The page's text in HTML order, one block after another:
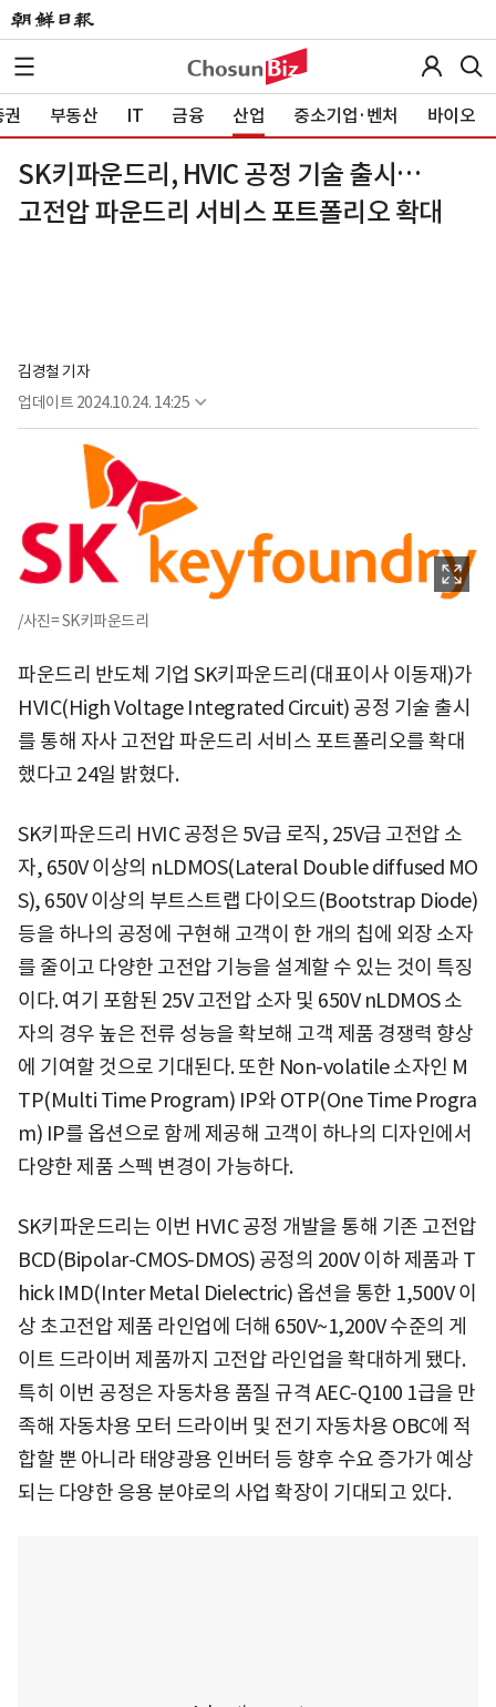
부동산 IT 금융 산업 중소기업·벤처 바이오
SK키파운드리, HVIC 공정 기술 출시…
고전압 파운드리 서비스 포트폴리오 확대
김경철 기자
업데이트 2024.10.24. 14:25
/사진= SK키파운드리
파운드리 반도체 기업 SK키파운드리(대표이사 이동재)가
HVIC(High Voltage Integrated Circuit) 공정 기술 출시
를 통해 자사 고전압 파운드리 서비스 포트폴리오를 확대
했다고 24일 밝혔다.
SK키파운드리 HVIC 공정은 5V급 로직, 25V급 고전압 소
자, 650V 이상의 nLDMOS(Lateral Double diffused MO
S), 650V 이상의 부트스트랩 다이오드(Bootstrap Diode)
등을 하나의 공정에 구현해 고객이 한 개의 칩에 외장 소자
를 줄이고 다양한 고전압 기능을 설계할 수 있는 것이 특징
이다. 여기 포함된 25V 고전압 소자 및 650V nLDMOS 소
자의 경우 높은 전류 성능을 확보해 고객 제품 경쟁력 향상
에 기여할 것으로 기대된다. 또한 Non-volatile 소자인 M
TP(Multi Time Program) IP와 OTP(One Time Progra
m) IP를 옵션으로 함께 제공해 고객이 하나의 디자인에서
다양한 제품 스펙 변경이 가능하다.
SK키파운드리는 이번 HVIC 공정 개발을 통해 기존 고전압
BCD(Bipolar-CMOS-DMOS) 공정의 200V 이하 제품과 T
hick IMD(Inter Metal Dielectric) 옵션을 통한 1,500V 이
상 초고전압 제품 라인업에 더해 650V~1,200V 수준의 게
이트 드라이버 제품까지 고전압 라인업을 확대하게 됐다.
특히 이번 공정은 자동차용 품질 규격 AEC-Q100 1급을 만
족해 자동차용 모터 드라이버 및 전기 자동차용 OBC에 적
합할 뿐 아니라 태양광용 인버터 등 향후 수요 증가가 예상
되는 다양한 응용 분야로의 사업 확장이 기대되고 있다.